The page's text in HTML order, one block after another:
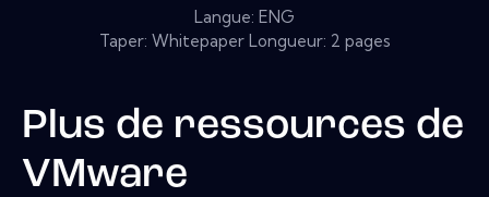
Langue: ENG
Taper: Whitepaper Longueur: 2 pages
Plus de ressources de
VMware